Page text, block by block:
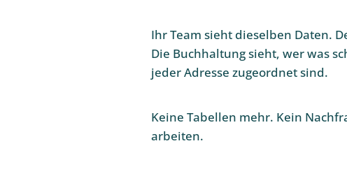
Ihr Team sieht dieselben Daten.
Die Buchhaltung sieht, wer was
jeder Adresse zugeordnet sind.
Keine Tabellen mehr. Kein
arbeiten.